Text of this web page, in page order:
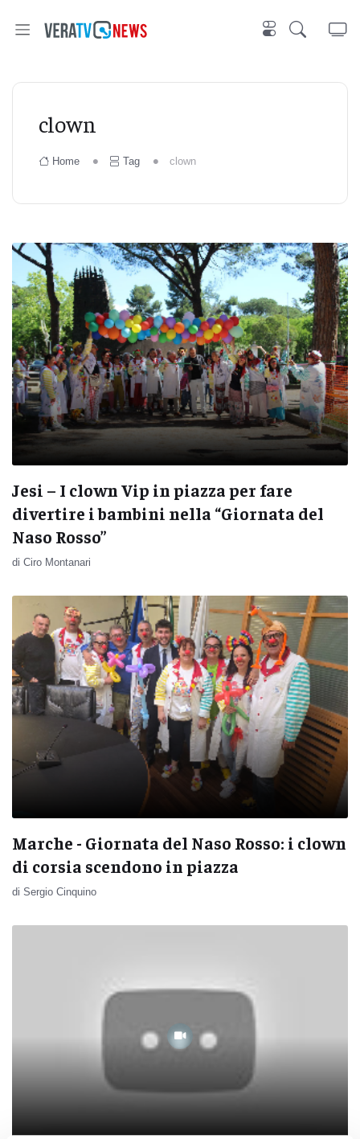
clown
Home Tag clown
Jesi – I clown Vip in piazza per fare
divertire i bambini nella “Giornata del
Naso Rosso”
di Ciro Montanari
Marche - Giornata del Naso Rosso: i clown
di corsia scendono in piazza
di Sergio Cinquino